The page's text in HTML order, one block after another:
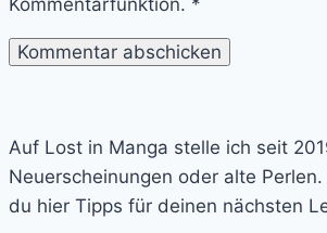
Kommentarfunktion. *
Manga
Auf Lost in Manga stelle ich seit
Neuerscheinungen oder alte
du hier Tipps für deinen nächsten